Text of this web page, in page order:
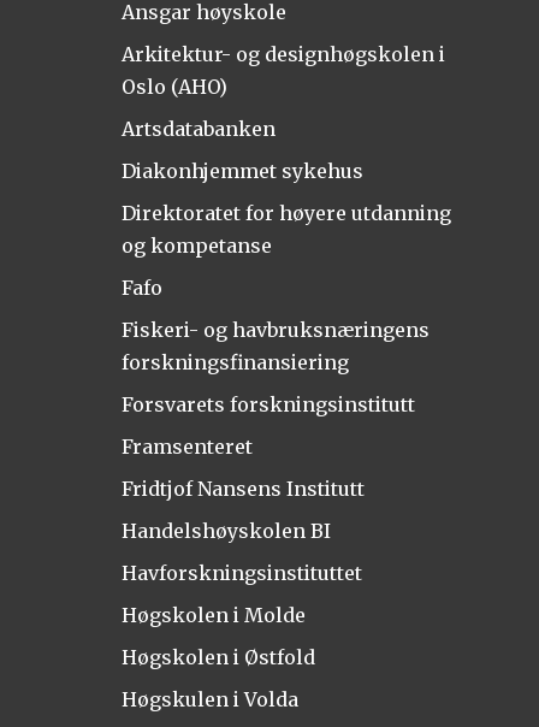
Ansgar høyskole
Arkitektur- og designhøgskolen i
Oslo (AHO)
Artsdatabanken
Diakonhjemmet sykehus
Direktoratet for høyere utdanning
og kompetanse
Fafo
Fiskeri- og havbruksnæringens
forskningsfinansiering
Forsvarets forskningsinstitutt
Framsenteret
Fridtjof Nansens Institutt
Handelshøyskolen BI
Havforskningsinstituttet
Høgskolen i Molde
Høgskolen i Østfold
Høgskulen i Volda